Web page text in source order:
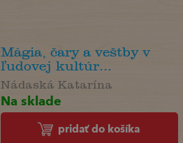
Mágia, čary a veštby v
ľudovej kultúr...
Nádaská Katarína
Na sklade
pridať do košíka